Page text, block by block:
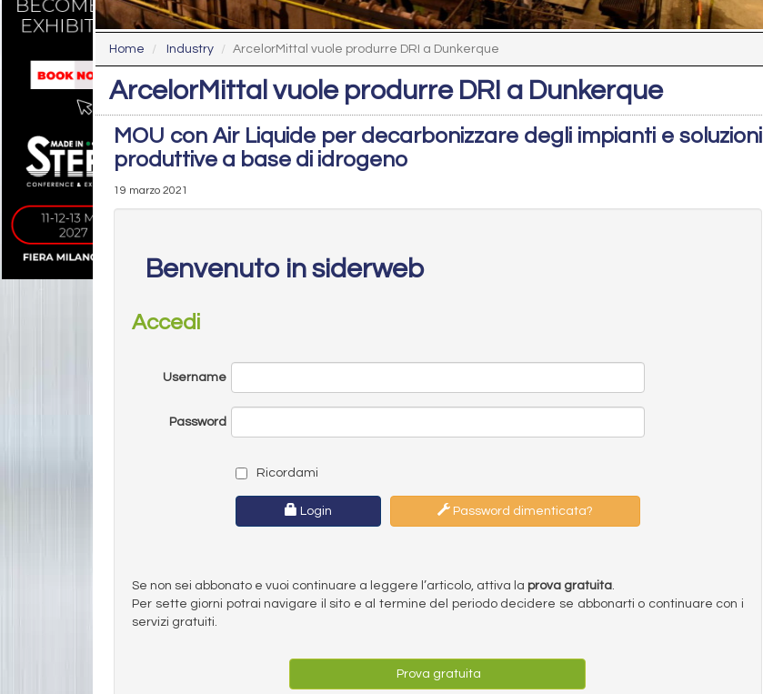
Home Industry ArcelorMittal vuole produrre DRI a Dunkerque
ArcelorMittal vuole produrre DRI a Dunkerque
MOU con Air Liquide per decarbonizzare degli impianti e soluzioni
produttive a base di idrogeno
19 marzo 2021
Benvenuto in siderweb
Accedi
Username
Password
Ricordami
Login Password dimenticata?
Se non sei abbonato e vuoi continuare a leggere l’articolo, attiva la prova gratuita.
Per sette giorni potrai navigare il sito e al termine del periodo decidere se abbonarti o continuare con i
servizi gratuiti.
Prova gratuita